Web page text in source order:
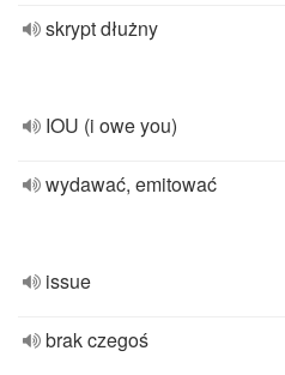
skrypt dłużny
IOU (i owe you)
wydawać, emitować
issue
brak czegoś